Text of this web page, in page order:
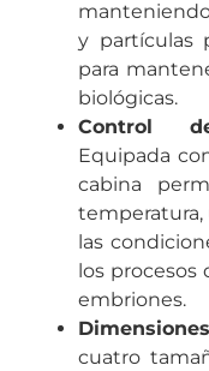
y partículas
para
biológicas.
Control
Equipada
cabina
las
los
embriones.
cuatro